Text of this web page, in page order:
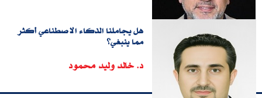
هل يجاملنا الذكاء الاصطناعي أكثر
مما ينبغي؟
د. خالد وليد محمود